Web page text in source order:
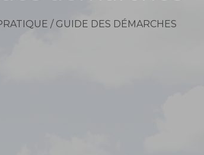
/ GUIDE DES DÉMARCHES